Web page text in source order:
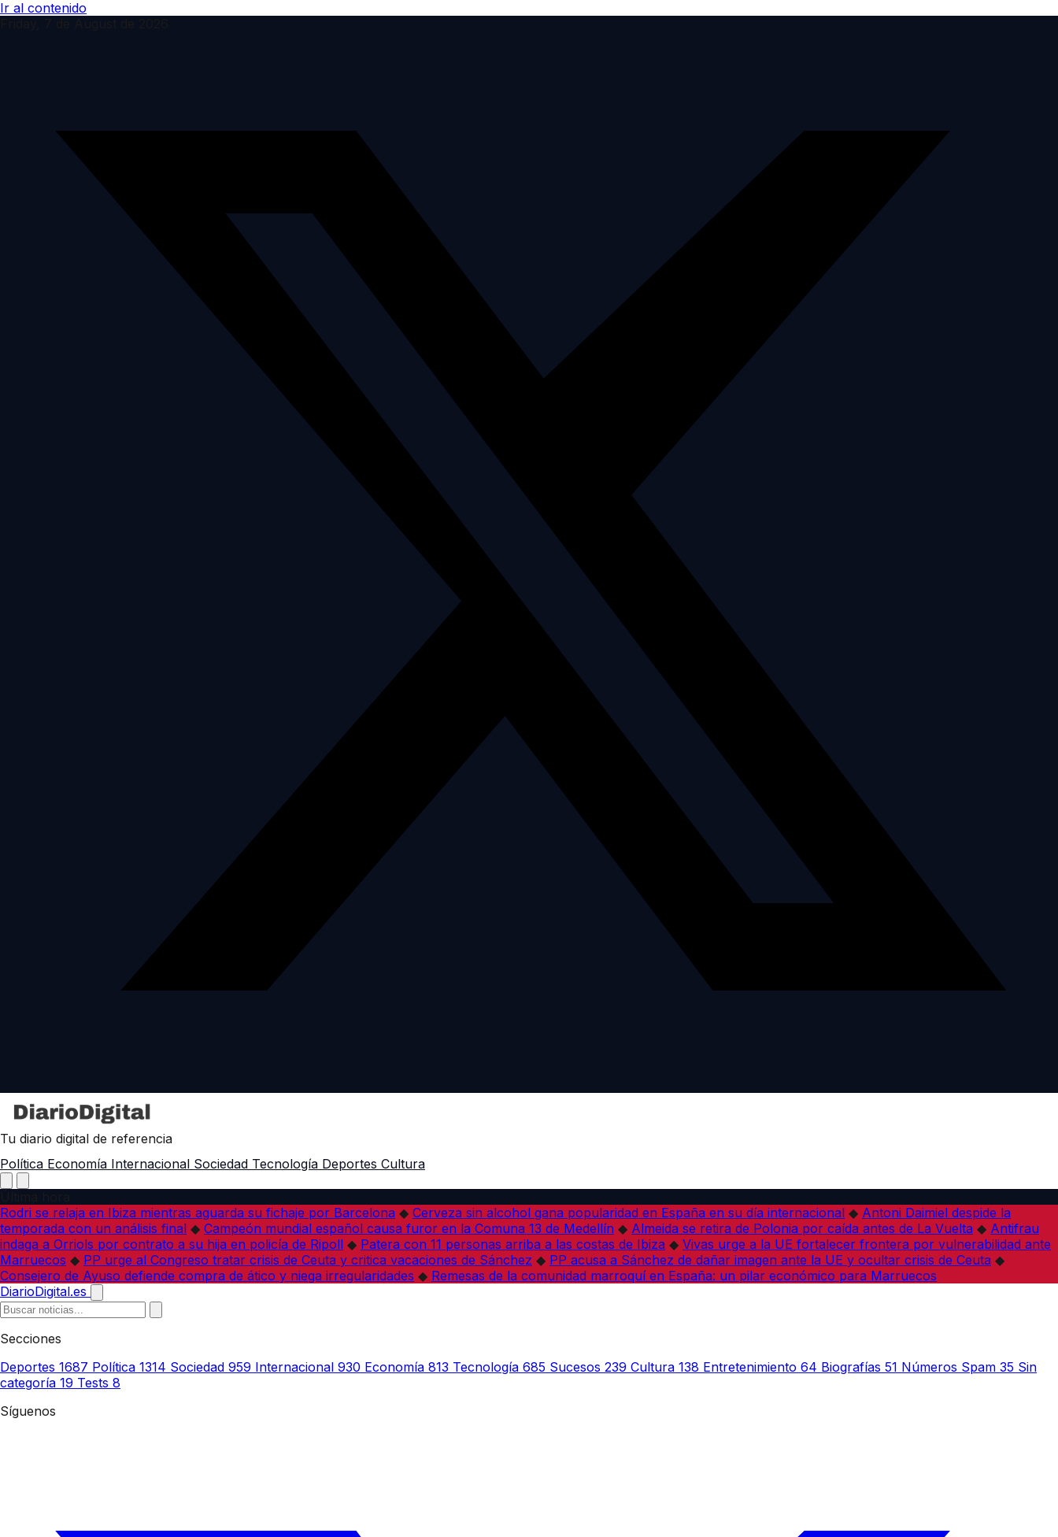
Ir al contenido
Tu diario digital de referencia
Política Economía Internacional Sociedad Tecnología Deportes Cultura
Rodri se relaja en Ibiza mientras aguarda su fichaje por Barcelona ◆ Cerveza sin alcohol gana popularidad en España en su día internacional ◆ Antoni Daimiel despide la
temporada con un análisis final ◆ Campeón mundial español causa furor en la Comuna 13 de Medellín ◆ Almeida se retira de Polonia por caída antes de La Vuelta ◆ Antifrau
indaga a Orriols por contrato a su hija en policía de Ripoll ◆ Patera con 11 personas arriba a las costas de Ibiza ◆ Vivas urge a la UE fortalecer frontera por vulnerabilidad ante
Marruecos ◆ PP urge al Congreso tratar crisis de Ceuta y critica vacaciones de Sánchez ◆ PP acusa a Sánchez de dañar imagen ante la UE y ocultar crisis de Ceuta ◆
Consejero de Ayuso defiende compra de ático y niega irregularidades ◆ Remesas de la comunidad marroquí en España: un pilar económico para Marruecos
DiarioDigital.es
Secciones
Deportes 1687 Política 1314 Sociedad 959 Internacional 930 Economía 813 Tecnología 685 Sucesos 239 Cultura 138 Entretenimiento 64 Biografías 51 Números Spam 35 Sin
categoría 19 Tests 8
Síguenos